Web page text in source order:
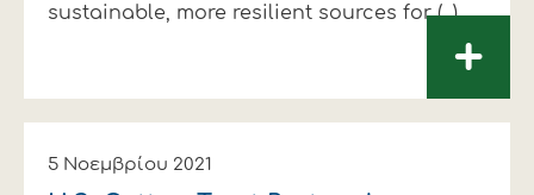
sustainable, more resilient sources for (...)
+
5 Νοεμβρίου 2021